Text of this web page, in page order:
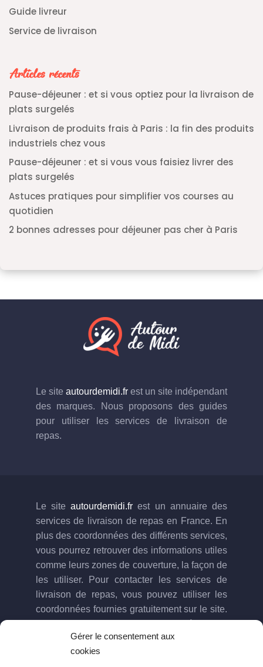
Gérer le consentement aux
cookies
Guide livreur
Service de livraison
Articles récents
Pause-déjeuner : et si vous optiez pour la livraison de
plats surgelés
Livraison de produits frais à Paris : la fin des produits
industriels chez vous
Pause-déjeuner : et si vous vous faisiez livrer des
plats surgelés
Astuces pratiques pour simplifier vos courses au
quotidien
2 bonnes adresses pour déjeuner pas cher à Paris
Le site autourdemidi.frest un site indépendant
des marques. Nous proposons des guides
pour utiliser les services de livraison de
repas.
Le siteautourdemidi.fr est un annuaire des
services de livraison de repas en France. En
plus des coordonnées des différents services,
vous pourrez retrouver des informations utiles
comme leurs zones de couverture, la façon de
les utiliser. Pour contacter les services de
livraison de repas, vous pouvez utiliser les
coordonnées fournies gratuitement sur le site.
du site n’hésitez pas à nous contacter via le
formulaire dédié.